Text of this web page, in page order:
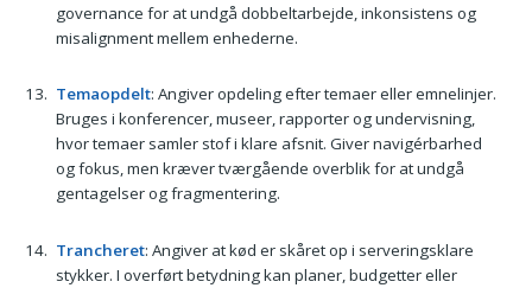
governance for at undgå dobbeltarbejde, inkonsistens og
misalignment mellem enhederne.
Temaopdelt: Angiver opdeling efter temaer eller emnelinjer.
Bruges i konferencer, museer, rapporter og undervisning,
hvor temaer samler stof i klare afsnit. Giver navigérbarhed
og fokus, men kræver tværgående overblik for at undgå
gentagelser og fragmentering.
Trancheret: Angiver at kød er skåret op i serveringsklare
stykker. I overført betydning kan planer, budgetter eller